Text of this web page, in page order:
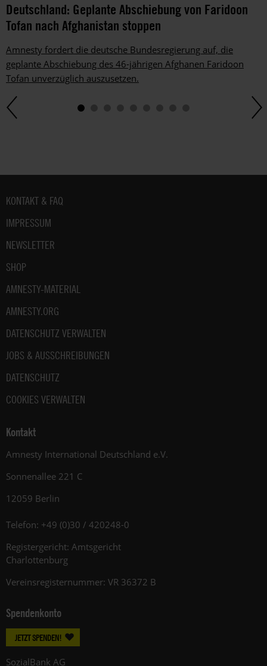
Deutschland: Geplante Abschiebung von Faridoon
Tofan nach Afghanistan stoppen
Amnesty fordert die deutsche Bundesregierung auf, die
geplante Abschiebung des 46-jährigen Afghanen Faridoon
Tofan unverzüglich auszusetzen.
Fußbereich
KONTAKT & FAQ
IMPRESSUM
NEWSLETTER
SHOP
AMNESTY-MATERIAL
AMNESTY.ORG
DATENSCHUTZ VERWALTEN
JOBS & AUSSCHREIBUNGEN
DATENSCHUTZ
COOKIES VERWALTEN
Kontakt
Amnesty International Deutschland e.V.
Sonnenallee 221 C
12059 Berlin
Telefon: +49 (0)30 / 420248-0
Registergericht: Amtsgericht
Charlottenburg
Vereinsregisternummer: VR 36372 B
Spendenkonto
JETZT SPENDEN!
SozialBank AG